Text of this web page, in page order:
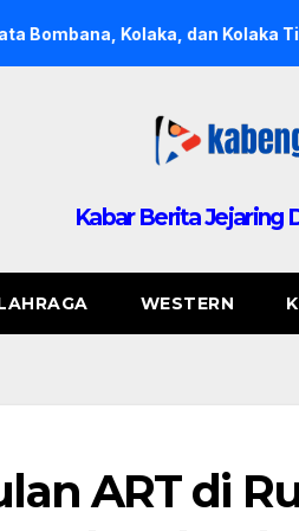
dan Kolaka Timur Balita 4
Kabar Berita Jejaring
WESTERN
ART di